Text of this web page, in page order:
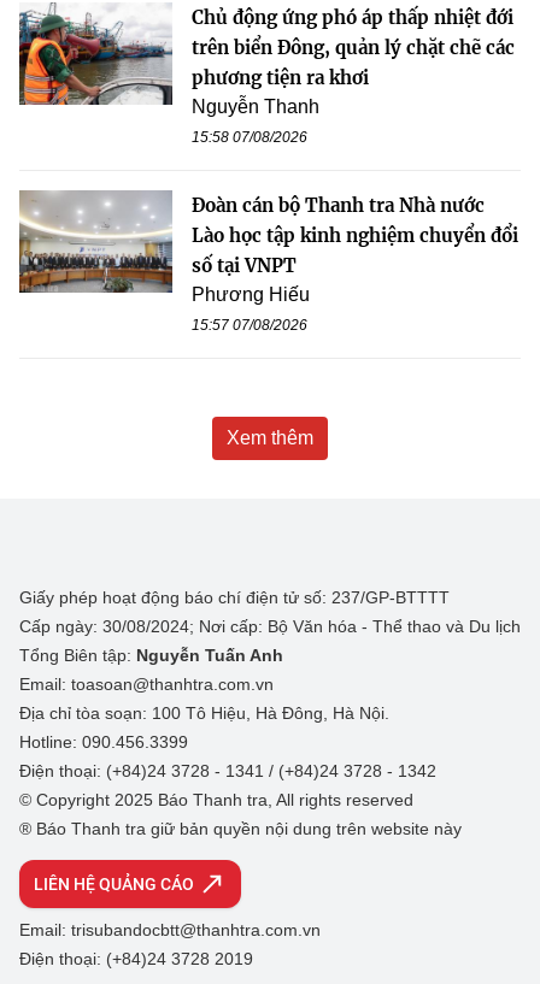
Chủ động ứng phó áp thấp nhiệt đới
trên biển Đông, quản lý chặt chẽ các
phương tiện ra khơi
Nguyễn Thanh
15:58 07/08/2026
Đoàn cán bộ Thanh tra Nhà nước
Lào học tập kinh nghiệm chuyển đổi
số tại VNPT
Phương Hiếu
15:57 07/08/2026
Xem thêm
Giấy phép hoạt động báo chí điện tử số: 237/GP-BTTTT
Cấp ngày: 30/08/2024; Nơi cấp: Bộ Văn hóa - Thể thao và Du lịch
Tổng Biên tập: Nguyễn Tuấn Anh
Email: toasoan@thanhtra.com.vn
Địa chỉ tòa soạn: 100 Tô Hiệu, Hà Đông, Hà Nội.
Hotline: 090.456.3399
Điện thoại: (+84)24 3728 - 1341 / (+84)24 3728 - 1342
© Copyright 2025 Báo Thanh tra, All rights reserved
® Báo Thanh tra giữ bản quyền nội dung trên website này
LIÊN HỆ QUẢNG CÁO
Email: trisubandocbtt@thanhtra.com.vn
Điện thoại: (+84)24 3728 2019